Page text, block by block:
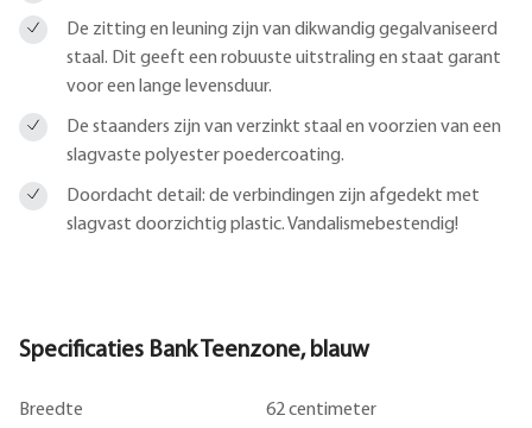
De zitting en leuning zijn van dikwandig gegalvaniseerd
staal. Dit geeft een robuuste uitstraling en staat garant
voor een lange levensduur.
De staanders zijn van verzinkt staal en voorzien van een
slagvaste polyester poedercoating.
Doordacht detail: de verbindingen zijn afgedekt met
slagvast doorzichtig plastic. Vandalismebestendig!
Specificaties Bank Teenzone, blauw
Breedte 62 centimeter